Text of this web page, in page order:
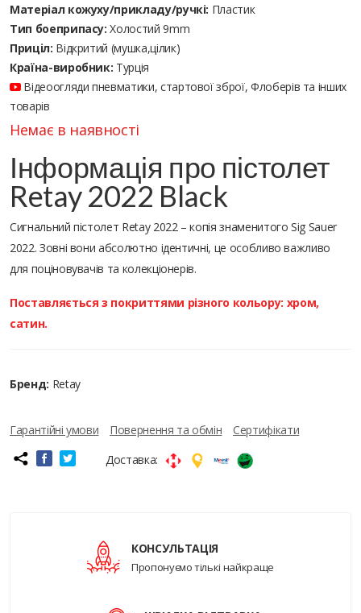
Матеріал кожуху/прикладу/ручкі: Пластик
Тип боеприпасу: Холостий 9mm
Приціл: Відкритий (мушка,цілик)
Країна-виробник: Турція
Відеоогляди пневматики, стартової зброї, Флоберів та інших
товарів
Немає в наявності
Інформація про пістолет
Retay 2022 Black
Сигнальний пістолет Retay 2022 – копія знаменитого Sig Sauer
2022. Зовні вони абсолютно ідентичні, це особливо важливо
для поціновувачів та колекціонерів.
Поставляється з покриттями різного кольору: хром,
сатин.
Бренд: Retay
Гарантійні умови Повернення та обмін
Сертифікати
Доставка:
КОНСУЛЬТАЦІЯ
Пропонуємо тількі найкраще